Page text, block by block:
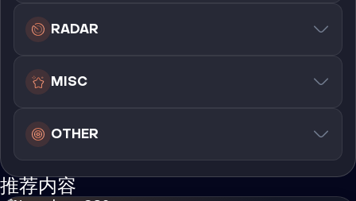
RADAR
MISC
OTHER
推荐内容